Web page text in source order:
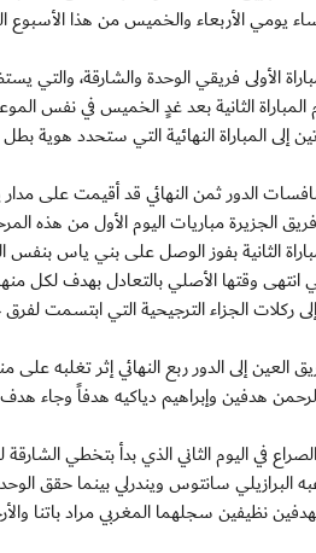
والخميس من هذا الأسبوع الموافق 19 و20 أبريل 2017 وذلك لتحديد الفريقين الصاعدين إلى
المباراة الثانية بعد غدٍ الخميس في نفس
المباراة النهائية التي ستحدد هوية بطل هذه النسخة وتجري يوم 18 من
الجزيرة مباريات اليوم الأول من هذه
الثانية بفوز الوصل على بني ياس بنفس
انتهى وقتها الأصلي بالتعادل بهدف لكل
ركلات الجزاء الترجيحية التي ابتسمت
العين إلى الدور ربع النهائي إثر تغلبه
هدفين وإبراهيم دياكيه هدفاً وجاء
في اليوم الثاني الذي بدأ بتخطي
نظيفين سجلهما المغربي مراد باتنا